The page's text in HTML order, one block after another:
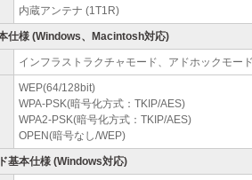
内蔵アンテナ (1T1R)
仕様 (Windows、Macintosh対応)
インフラストラクチャモード、アドホックモー
WEP(64/128bit)
WPA-PSK(暗号化方式：TKIP/AES)
WPA2-PSK(暗号化方式：TKIP/AES)
OPEN(暗号なし/WEP)
基本仕様 (Windows対応)